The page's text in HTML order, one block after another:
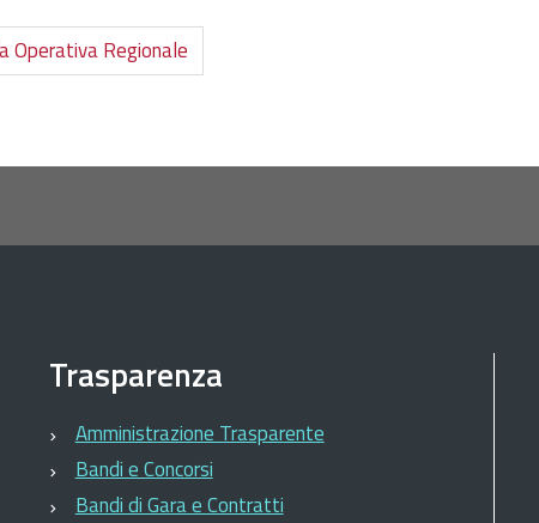
Operativa Regionale
Trasparenza
Amministrazione Trasparente
Bandi e Concorsi
Bandi di Gara e Contratti